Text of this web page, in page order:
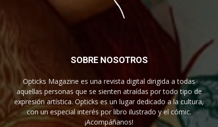
SOBRE NOSOTROS
Opticks Magazine es una revista digital dirigida a todas
aquellas personas que se sienten atraídas por todo tipo de
expresión artística. Opticks es un lugar dedicado a la cultura,
con un especial interés por libro ilustrado y el cómic.
¡Acompáñanos!